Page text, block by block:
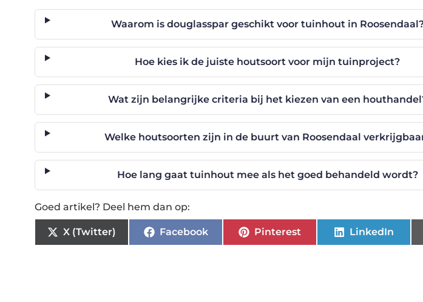
Waarom is douglasspar geschikt voor tuinhout in
Hoe kies ik de juiste houtsoort voor mijn tuinproject?
Wat zijn belangrijke criteria bij het kiezen van een
Welke houtsoorten zijn in de buurt van Roosendaal
Hoe lang gaat tuinhout mee als het goed behandeld wordt?
Goed artikel? Deel hem dan op:
X (Twitter) Facebook Pinterest LinkedIn